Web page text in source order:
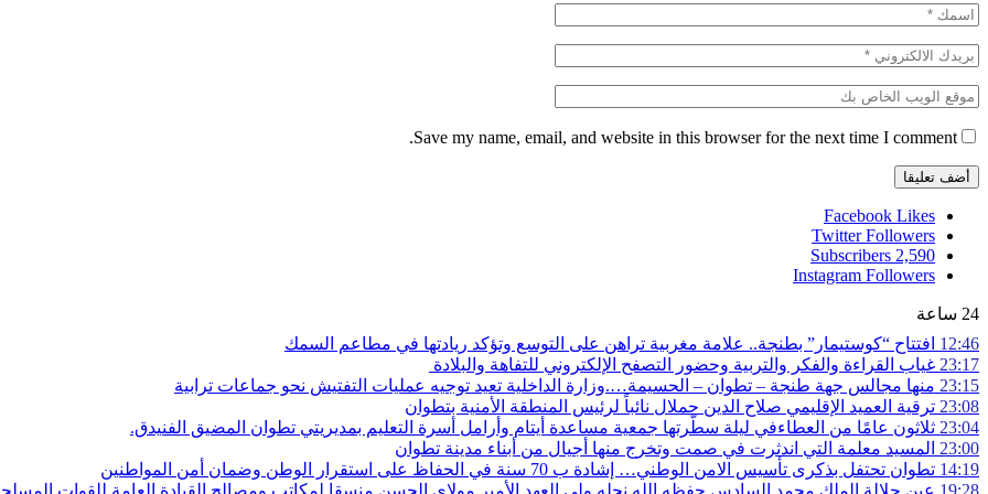
Save my name, email, and website in this browser for the next time I comment.
Facebook Likes
Twitter Followers
2,590
Subscribers
Instagram Followers
24 ساعة
12:46 افتتاح “كوستيمار” بطنجة.. علامة مغربية تراهن على التوسع وتؤكد ريادتها في مطاعم السمك
23:17 غياب القراءة والفكر والتربية وحضور التصفح الإلكتروني للتفاهة والبلادة
23:15 منها مجالس جهة طنجة – تطوان – الحسيمة….وزارة الداخلية تعيد توجيه عمليات التفتيش نحو جماعات ترابية
23:08 ترقية العميد الإقليمي صلاح الدين حملال نائباً لرئيس المنطقة الأمنية بتطوان
23:04 ثلاثون عامًا من العطاءفي ليلة سطّرتها جمعية مساعدة أيتام وأرامل أسرة التعليم بمديريتي تطوان المضيق الفنيدق.
23:00 المسيد معلمة التي اندثرت في صمت وتخرج منها أجيال من أبناء مدينة تطوان
14:19 تطوان تحتفل بذكرى تأسيس الامن الوطني… إشادة ب 70 سنة في الحفاظ على استقرار الوطن وضمان أمن المواطنين
19:28 عين جلالة الملك محمد السادس حفظه الله نجله ولي العهد الأمير مولاي الحسن منسقا لمكاتب ومصالح القيادة العامة للقوات